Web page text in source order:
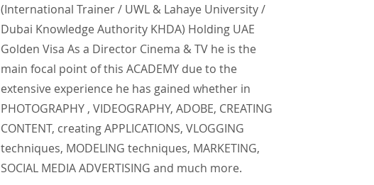
(International Trainer / UWL & Lahaye University /
Dubai Knowledge Authority KHDA) Holding UAE
Golden Visa As a Director Cinema & TV he is the
main focal point of this ACADEMY due to the
extensive experience he has gained whether in
PHOTOGRAPHY , VIDEOGRAPHY, ADOBE, CREATING
CONTENT, creating APPLICATIONS, VLOGGING
techniques, MODELING techniques, MARKETING,
SOCIAL MEDIA ADVERTISING and much more.